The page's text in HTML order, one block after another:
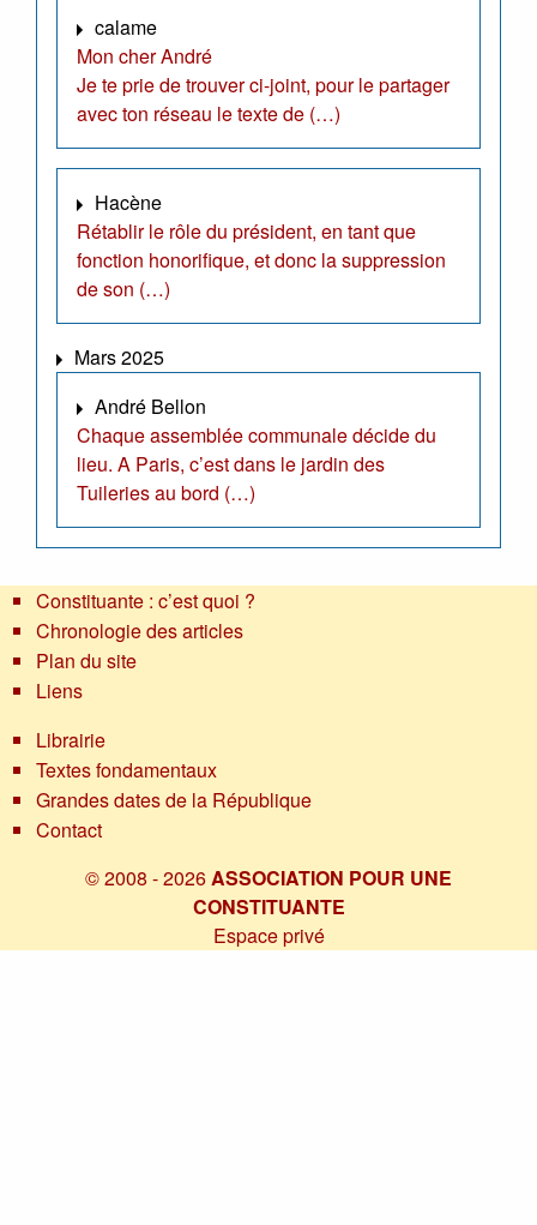
calame
Mon cher André
Je te prie de trouver ci-joint, pour le partager
avec ton réseau le texte de (…)
Hacène
Rétablir le rôle du président, en tant que
fonction honorifique, et donc la suppression
de son (…)
Mars 2025
André Bellon
Chaque assemblée communale décide du
lieu. A Paris, c’est dans le jardin des
Tuileries au bord (…)
Constituante : c’est quoi ?
Chronologie des articles
Plan du site
Liens
Librairie
Textes fondamentaux
Grandes dates de la République
Contact
© 2008 - 2026ASSOCIATION POUR UNE
CONSTITUANTE
Espace privé